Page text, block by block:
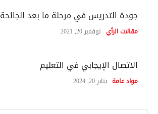
جودة التدريس في مرحلة ما بعد الجائحة
مقالات الرأي نوفمبر 20, 2021
الاتصال الإيجابي في التعليم
مواد عامة يناير 20, 2024